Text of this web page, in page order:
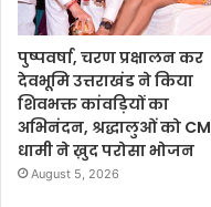
पुष्पवर्षा, चरण प्रक्षालन कर
देवभूमि उत्तराखंड ने किया
शिवभक्त कांवड़ियों का
अभिनंदन, श्रद्धालुओं को CM
धामी ने ख़ुद परोसा भोजन
August 5, 2026